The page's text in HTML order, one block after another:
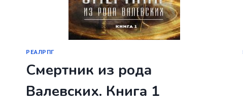
РЕАЛРПГ
Смертник из рода
Валевских. Книга 1